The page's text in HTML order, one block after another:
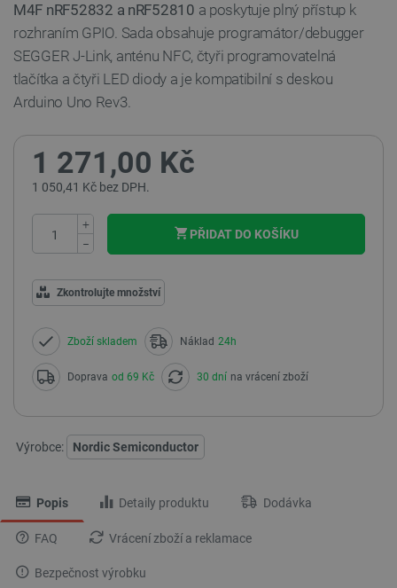
M4F nRF52832 a nRF52810 a poskytuje plný přístup k
rozhraním GPIO. Sada obsahuje programátor/debugger
SEGGER J-Link, anténu NFC, čtyři programovatelná
tlačítka a čtyři LED diody a je kompatibilní s deskou
Arduino Uno Rev3.
1 271,00 Kč
1 050,41 Kč bez DPH.
+
−
PŘIDAT DO KOŠÍKU
Zkontrolujte množství
Zboží skladem Náklad 24h
Doprava od 69 Kč 30 dní na vrácení zboží
Výrobce: Nordic Semiconductor
Popis Detaily produktu Dodávka
FAQ Vrácení zboží a reklamace
Bezpečnost výrobku